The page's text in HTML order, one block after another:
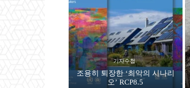
기자수첩
조용히 퇴장한 ‘최악의 시나리
오’ RCP8.5